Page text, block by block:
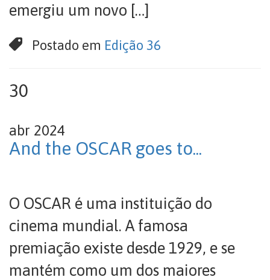
emergiu um novo […]
Postado em Edição 36
30
abr 2024
And the OSCAR goes to...
O OSCAR é uma instituição do
cinema mundial. A famosa
premiação existe desde 1929, e se
mantém como um dos maiores